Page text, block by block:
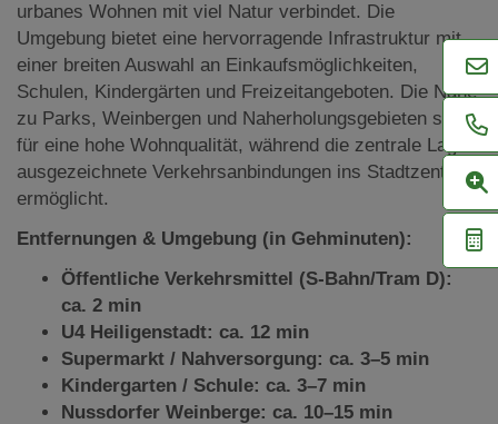
urbanes Wohnen mit viel Natur verbindet. Die
Umgebung bietet eine hervorragende Infrastruktur mit
einer breiten Auswahl an Einkaufsmöglichkeiten,
Schulen, Kindergärten und Freizeitangeboten. Die Nähe
zu Parks, Weinbergen und Naherholungsgebieten sorgt
für eine hohe Wohnqualität, während die zentrale Lage
ausgezeichnete Verkehrsanbindungen ins Stadtzentrum
ermöglicht.
Entfernungen & Umgebung (in Gehminuten):
Öffentliche Verkehrsmittel (S-Bahn/Tram D):
ca. 2 min
U4 Heiligenstadt: ca. 12 min
Supermarkt / Nahversorgung: ca. 3–5 min
Kindergarten / Schule: ca. 3–7 min
Nussdorfer Weinberge: ca. 10–15 min